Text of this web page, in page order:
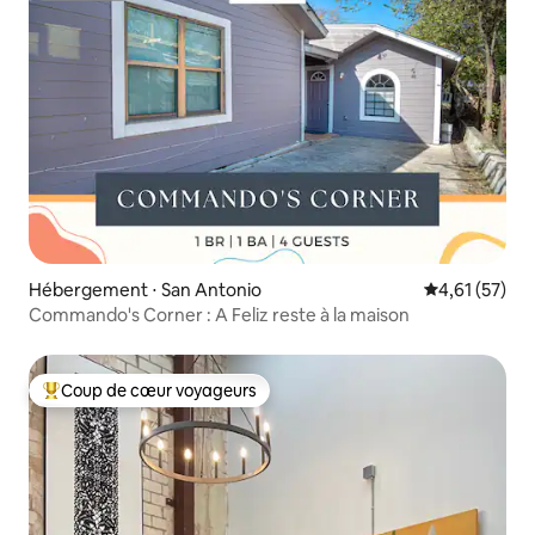
Hébergement ⋅ San Antonio Évaluation
4,61 (57)
Commando's Corner : A Feliz reste à la maison
Coups de cœur voyageurs les plus appréciés
Coup de cœur voyageurs